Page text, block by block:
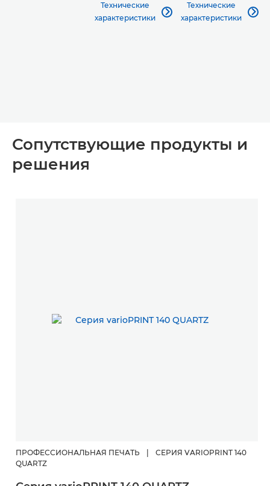
Технические
характеристики

Технические
характеристики

Сопутствующие продукты и
решения
ПРОФЕССИОНАЛЬНАЯ ПЕЧАТЬ
СЕРИЯ VARIOPRINT 140
QUARTZ